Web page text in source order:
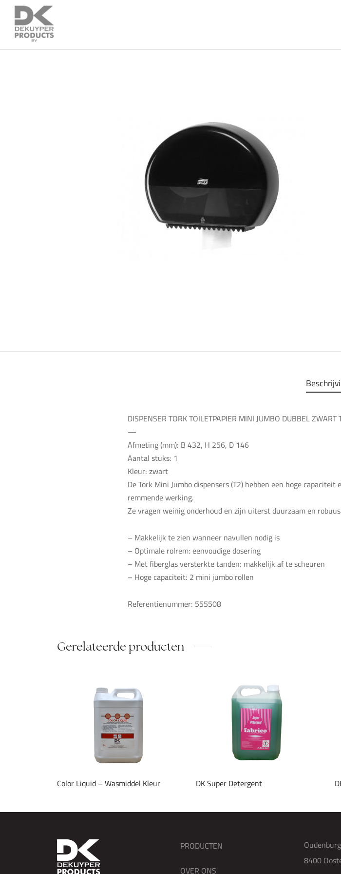
DISPENSER TORK TOILETPAPIER MINI JUMBO DUBBEL ZWART
—
Afmeting (mm): B 432, H 256, D 146
Aantal stuks: 1
Kleur: zwart
De Tork Mini Jumbo dispensers (T2) hebben een hoge
remmende werking.
Ze vragen weinig onderhoud en zijn uiterst duurzaam en
– Makkelijk te zien wanneer navullen nodig is
– Optimale rolrem: eenvoudige dosering
– Met fiberglas versterkte tanden: makkelijk af te scheuren
– Hoge capaciteit: 2 mini jumbo rollen
Referentienummer: 555508
Gerelateerde producten
Color Liquid – Wasmiddel Kleur DK Super Detergent
PRODUCTEN
OVER ONS
8400